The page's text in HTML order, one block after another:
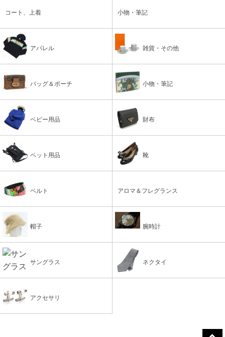
コート、上着 小物・筆記
アパレル 雑貨・その他
バッグ＆ポーチ 小物・筆記
ベビー用品 財布
ペット用品 靴
ベルト アロマ＆フレグランス
帽子 腕時計
サングラス ネクタイ
アクセサリ